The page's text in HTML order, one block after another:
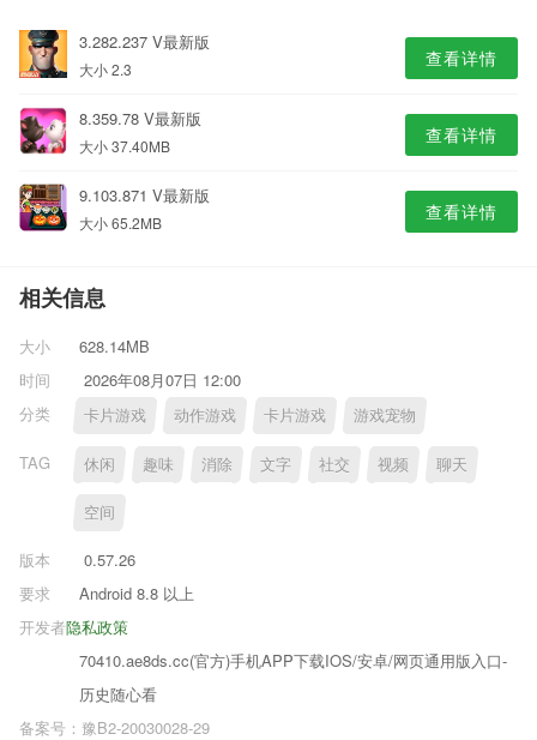
3.282.237 V最新版
大小 2.3 查看详情
8.359.78 V最新版
大小 37.40MB 查看详情
9.103.871 V最新版
大小 65.2MB 查看详情
相关信息
大小
628.14MB
时间
2026年08月07日 12:00
分类
卡片游戏 动作游戏 卡片游戏 游戏宠物
TAG 休闲 趣味 消除 文字 社交 视频 聊天
空间
版本
0.57.26
要求
Android 8.8 以上
隐私政策
开发者
70410.ae8ds.cc(官方)手机APP下载IOS/安卓/网页通用版入口-
历史随心看
备案号：豫B2-20030028-29